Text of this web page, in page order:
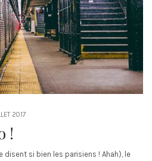
2017
!
si bien les parisiens ! Ahah), le